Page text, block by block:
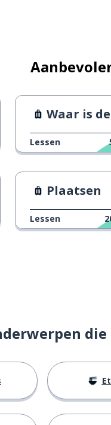
Waar is
Lessen
Plaatsen
Lessen